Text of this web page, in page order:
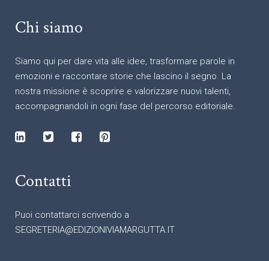
Chi siamo
Siamo qui per dare vita alle idee, trasformare parole in
emozioni e raccontare storie che lascino il segno. La
nostra missione è scoprire e valorizzare nuovi talenti,
accompagnandoli in ogni fase del percorso editoriale.
Contatti
Puoi contattarci scrivendo a
SEGRETERIA@EDIZIONIVIAMARGUTTA.IT